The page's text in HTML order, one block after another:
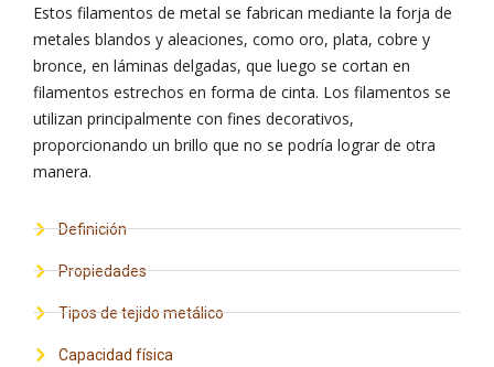
Estos filamentos de metal se fabrican mediante la forja de
metales blandos y aleaciones, como oro, plata, cobre y
bronce, en láminas delgadas, que luego se cortan en
filamentos estrechos en forma de cinta. Los filamentos se
utilizan principalmente con fines decorativos,
proporcionando un brillo que no se podría lograr de otra
manera.
Definición
Propiedades
Tipos de tejido metálico
Capacidad física